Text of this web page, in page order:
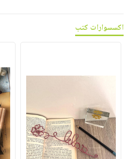
اكسسوارات كتب